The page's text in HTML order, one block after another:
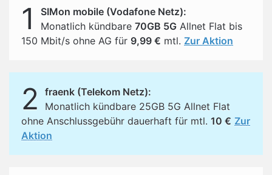
1
SIMon mobile (Vodafone Netz):
Monatlich kündbare 70GB 5G Allnet Flat bis
150 Mbit/s ohne AG für 9,99 € mtl. Zur Aktion
2
fraenk (Telekom Netz):
Monatlich kündbare 25GB 5G Allnet Flat
ohne Anschlussgebühr dauerhaft für mtl. 10 € Zur
Aktion